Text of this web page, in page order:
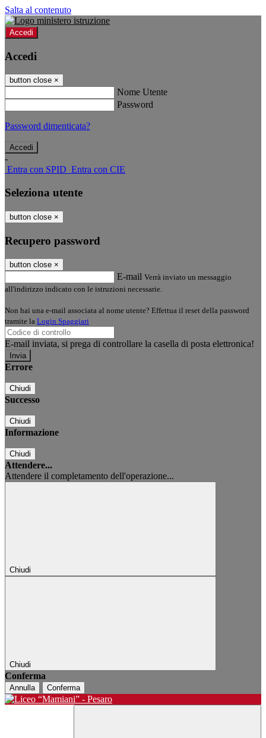
Salta al contenuto
Accedi
Accedi
button close ×
Nome Utente
Password
Password dimenticata?
-
Entra con SPID Entra con CIE
Seleziona utente
button close ×
Recupero password
button close ×
E-mail Verrà inviato un messaggio
all'indirizzo indicato con le istruzioni necessarie.
Non hai una e-mail associata al nome utente? Effettua il reset della password
tramite la Login Spaggiari
E-mail inviata, si prega di controllare la casella di posta elettronica!
Errore
Chiudi
Successo
Chiudi
Informazione
Chiudi
Attendere...
Attendere il completamento dell'operazione...
Chiudi
Chiudi
Conferma
Annulla Conferma